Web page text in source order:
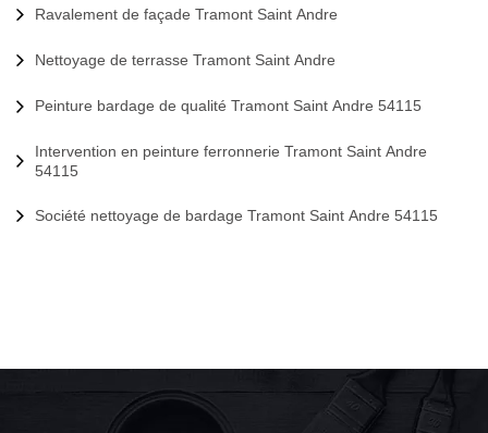
Ravalement de façade Tramont Saint Andre
Nettoyage de terrasse Tramont Saint Andre
Peinture bardage de qualité Tramont Saint Andre 54115
Intervention en peinture ferronnerie Tramont Saint Andre
54115
Société nettoyage de bardage Tramont Saint Andre 54115